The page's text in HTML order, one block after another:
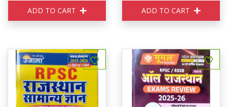
ADD TO CART ADD TO CART